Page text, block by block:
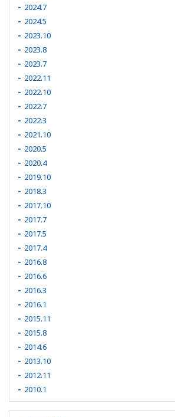
2024.7
2024.5
2023.10
2023.8
2023.7
2022.11
2022.10
2022.7
2022.3
2021.10
2020.5
2020.4
2019.10
2018.3
2017.10
2017.7
2017.5
2017.4
2016.8
2016.6
2016.3
2016.1
2015.11
2015.8
2014.6
2013.10
2012.11
2010.1